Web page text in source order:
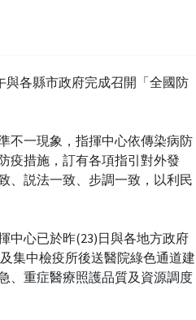
各縣市政府完成召開「全國防
不一現象，指揮中心依傳染病防
疫措施，訂有各項指引對外發
、説法一致、步調一致，以利民
中心已於昨(23)日與各地方政府
集中檢疫所後送醫院綠色通道建
、重症醫療照護品質及資源調度